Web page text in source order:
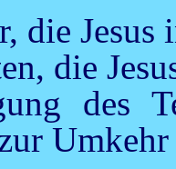
die Jesus
die
des